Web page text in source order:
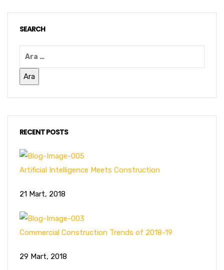
SEARCH
RECENT POSTS
Artificial Intelligence Meets Construction
21 Mart, 2018
Commercial Construction Trends of 2018-19
29 Mart, 2018